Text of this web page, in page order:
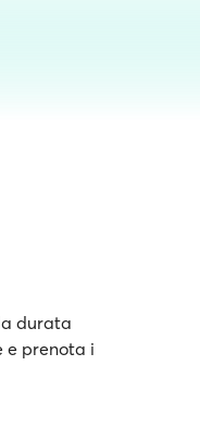
durata
e prenota i